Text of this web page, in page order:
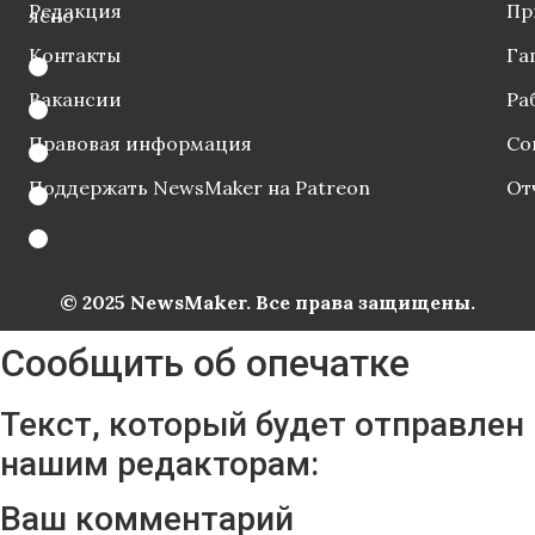
ясно
Редакция
Контакты
Вакансии
Правовая информация
Поддержать NewsMaker на Patreon
© 2025 NewsMaker. Все права защищены.
Сообщить об опечатке
Текст, который будет отправлен
нашим редакторам:
Ваш комментарий